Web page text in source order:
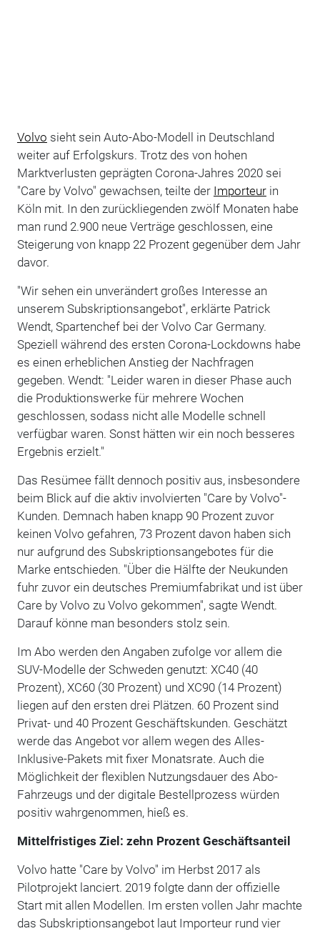
Volvo sieht sein Auto-Abo-Modell in Deutschland
weiter auf Erfolgskurs. Trotz des von hohen
Marktverlusten geprägten Corona-Jahres 2020 sei
"Care by Volvo" gewachsen, teilte der Importeurin
Köln mit. In den zurückliegenden zwölf Monaten habe
man rund 2.900 neue Verträge geschlossen, eine
Steigerung von knapp 22 Prozent gegenüber dem Jahr
davor.
"Wir sehen ein unverändert großes Interesse an
unserem Subskriptionsangebot", erklärte Patrick
Wendt, Spartenchef bei der Volvo Car Germany.
Speziell während des ersten Corona-Lockdowns habe
es einen erheblichen Anstieg der Nachfragen
gegeben. Wendt: "Leider waren in dieser Phase auch
die Produktionswerke für mehrere Wochen
geschlossen, sodass nicht alle Modelle schnell
verfügbar waren. Sonst hätten wir ein noch besseres
Ergebnis erzielt."
Das Resümee fällt dennoch positiv aus, insbesondere
beim Blick auf die aktiv involvierten "Care by Volvo"-
Kunden. Demnach haben knapp 90 Prozent zuvor
keinen Volvo gefahren, 73 Prozent davon haben sich
nur aufgrund des Subskriptionsangebotes für die
Marke entschieden. "Über die Hälfte der Neukunden
fuhr zuvor ein deutsches Premiumfabrikat und ist über
Care by Volvo zu Volvo gekommen", sagte Wendt.
Darauf könne man besonders stolz sein.
Im Abo werden den Angaben zufolge vor allem die
SUV-Modelle der Schweden genutzt: XC40 (40
Prozent), XC60 (30 Prozent) und XC90 (14 Prozent)
liegen auf den ersten drei Plätzen. 60 Prozent sind
Privat- und 40 Prozent Geschäftskunden. Geschätzt
werde das Angebot vor allem wegen des Alles-
Inklusive-Pakets mit fixer Monatsrate. Auch die
Möglichkeit der flexiblen Nutzungsdauer des Abo-
Fahrzeugs und der digitale Bestellprozess würden
positiv wahrgenommen, hieß es.
Mittelfristiges Ziel: zehn Prozent Geschäftsanteil
Volvo hatte "Care by Volvo" im Herbst 2017 als
Pilotprojekt lanciert. 2019 folgte dann der offizielle
Start mit allen Modellen. Im ersten vollen Jahr machte
das Subskriptionsangebot laut Importeur rund vier